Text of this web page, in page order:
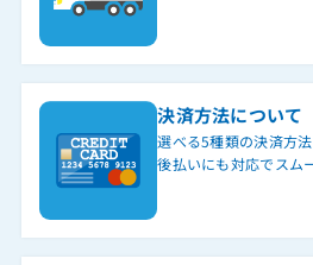
決済方法について
選べる5種類の決済方法
後払いにも対応でスム